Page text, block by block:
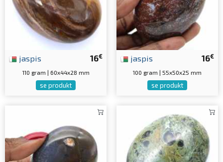
16€
jaspis
110 gram | 60x44x28 mm
se produkt
16€
jaspis
100 gram | 55x50x25 mm
se produkt